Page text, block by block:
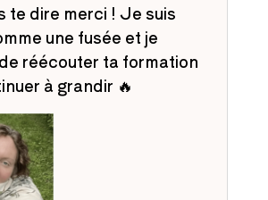
te dire merci ! Je suis
une fusée et je
réécouter ta formation
à grandir 🔥